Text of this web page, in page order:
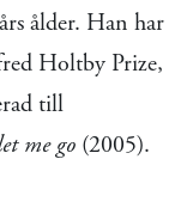
ålder. Han har
Holtby Prize,
till
me go (2005).